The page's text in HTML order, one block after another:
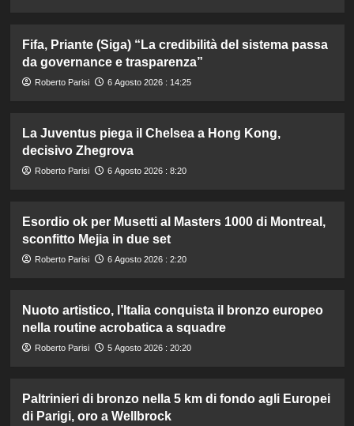
Fifa, Priante (Siga) “La credibilità del sistema passa
da governance e trasparenza”
Roberto Parisi 6 Agosto 2026 : 14:25
La Juventus piega il Chelsea a Hong Kong,
decisivo Zhegrova
Roberto Parisi 6 Agosto 2026 : 8:20
Esordio ok per Musetti al Masters 1000 di Montreal,
sconfitto Mejia in due set
Roberto Parisi 6 Agosto 2026 : 2:20
Nuoto artistico, l’Italia conquista il bronzo europeo
nella routine acrobatica a squadre
Roberto Parisi 5 Agosto 2026 : 20:20
Paltrinieri di bronzo nella 5 km di fondo agli Europei
di Parigi, oro a Wellbrock